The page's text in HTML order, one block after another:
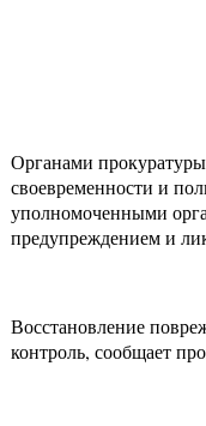
Органами
своевременности и
уполномоченными
предупреждением и
Восстановление
контроль, сообщает